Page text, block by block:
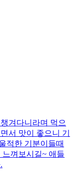
겨다니라며 먹으
서 맛이 좋으니 기
적한 기분이들때
껴보시길~ 애들